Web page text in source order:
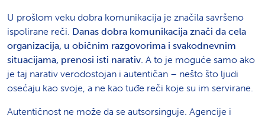
U prošlom veku dobra komunikacija je značila savršeno
ispolirane reči. Danas dobra komunikacija znači da cela
organizacija, u običnim razgovorima i svakodnevnim
situacijama, prenosi isti narativ. A to je moguće samo ako
je taj narativ verodostojan i autentičan – nešto što ljudi
osećaju kao svoje, a ne kao tuđe reči koje su im servirane.
Autentičnost ne može da se autsorsinguje. Agencije i